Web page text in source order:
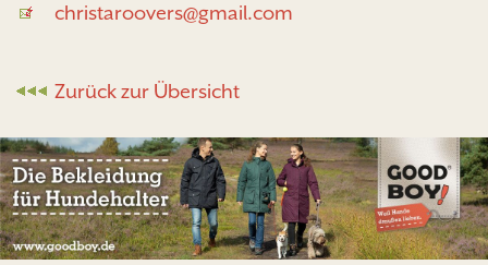
christaroovers@gmail.com
Zurück zur Übersicht